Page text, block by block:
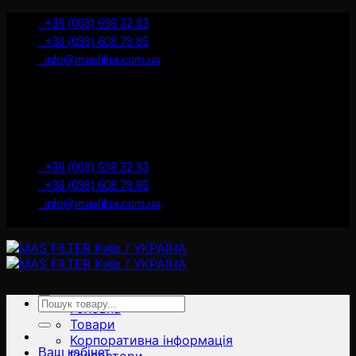
İçeriğe+38 (068) 698 32 93
+38 (098) 608 78 85
info@masfilter.com.ua
+38 (068) 698 32 93
+38 (098) 608 78 85
info@masfilter.com.ua
Головна
Товари
Корпоративна інформація
Ara:
Ваш кабінет